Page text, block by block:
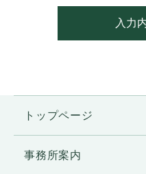
を収集させていた
れらの情報は、以
情報等の提供
●お問い合わせへの
●本サイト利用時の
●上記目的に付随す
トップページ
事務所案内